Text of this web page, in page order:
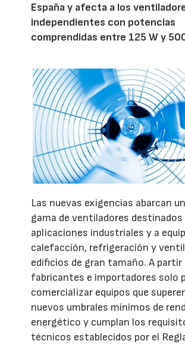
España y afecta a los
independientes con potencias
comprendidas entre 125 W y
Las nuevas exigencias abarcan
gama de ventiladores destinados
aplicaciones industriales y a
calefacción, refrigeración y
edificios de gran tamaño. A partir
fabricantes e importadores solo
comercializar equipos que
nuevos umbrales mínimos de
energético y cumplan los
técnicos establecidos por el